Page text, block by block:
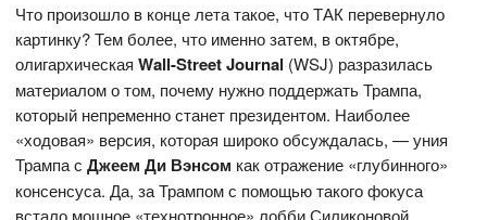
Что произошло в конце лета такое, что ТАК перевернуло
картинку? Тем более, что именно затем, в октябре,
олигархическаяWall-StreetJournal (WSJ) разразилась
материалом о том, почему нужно поддержать Трампа,
который непременно станет президентом. Наиболее
«ходовая» версия, которая широко обсуждалась, — уния
Трампа сДжеем Ди Вэнсом как отражение «глубинного»
консенсуса. Да, за Трампом с помощью такого фокуса
встало мощное «технотронное» лобби Силиконовой